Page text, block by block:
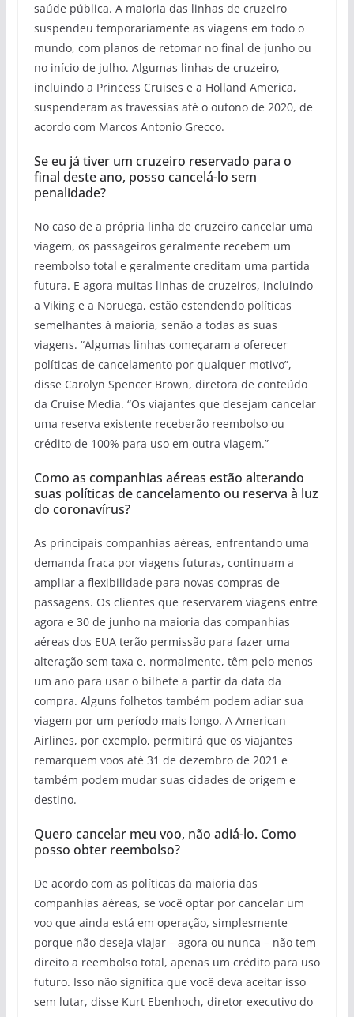
saúde pública. A maioria das linhas de cruzeiro
suspendeu temporariamente as viagens em todo o
mundo, com planos de retomar no final de junho ou
no início de julho. Algumas linhas de cruzeiro,
incluindo a Princess Cruises e a Holland America,
suspenderam as travessias até o outono de 2020, de
acordo com Marcos Antonio Grecco.
Se eu já tiver um cruzeiro reservado para o
final deste ano, posso cancelá-lo sem
penalidade?
No caso de a própria linha de cruzeiro cancelar uma
viagem, os passageiros geralmente recebem um
reembolso total e geralmente creditam uma partida
futura. E agora muitas linhas de cruzeiros, incluindo
a Viking e a Noruega, estão estendendo políticas
semelhantes à maioria, senão a todas as suas
viagens. “Algumas linhas começaram a oferecer
políticas de cancelamento por qualquer motivo”,
disse Carolyn Spencer Brown, diretora de conteúdo
da Cruise Media. “Os viajantes que desejam cancelar
uma reserva existente receberão reembolso ou
crédito de 100% para uso em outra viagem.”
Como as companhias aéreas estão alterando
suas políticas de cancelamento ou reserva à luz
do coronavírus?
As principais companhias aéreas, enfrentando uma
demanda fraca por viagens futuras, continuam a
ampliar a flexibilidade para novas compras de
passagens. Os clientes que reservarem viagens entre
agora e 30 de junho na maioria das companhias
aéreas dos EUA terão permissão para fazer uma
alteração sem taxa e, normalmente, têm pelo menos
um ano para usar o bilhete a partir da data da
compra. Alguns folhetos também podem adiar sua
viagem por um período mais longo. A American
Airlines, por exemplo, permitirá que os viajantes
remarquem voos até 31 de dezembro de 2021 e
também podem mudar suas cidades de origem e
destino.
Quero cancelar meu voo, não adiá-lo. Como
posso obter reembolso?
De acordo com as políticas da maioria das
companhias aéreas, se você optar por cancelar um
voo que ainda está em operação, simplesmente
porque não deseja viajar – agora ou nunca – não tem
direito a reembolso total, apenas um crédito para uso
futuro. Isso não significa que você deva aceitar isso
sem lutar, disse Kurt Ebenhoch, diretor executivo do